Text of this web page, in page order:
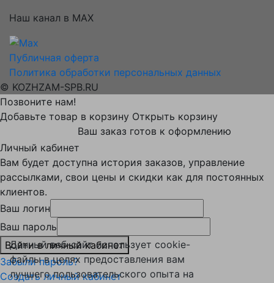
Наш канал в MAX
Публичная оферта
Политика обработки персональных данных
© KOZHZAM-SPB.RU
Позвоните нам!
Добавьте товар в корзину Открыть корзину
Ваш заказ готов к оформлению
Личный кабинет
Вам будет доступна история заказов, управление
рассылками, свои цены и скидки как для постоянных
клиентов.
Ваш логин
Ваш пароль
Войти в личный кабинет
Забыли пароль?
Создать личный кабинет
Данный веб-сайт использует cookie-
файлы в целях предоставления вам
лучшего пользовательского опыта на